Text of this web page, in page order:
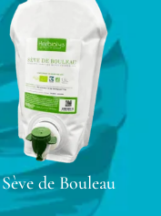
Sève de Bouleau